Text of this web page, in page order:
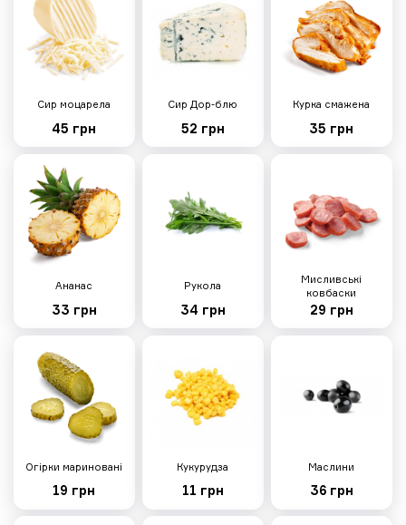
Сир моцарела
45 грн
Сир Дор-блю
52 грн
Курка смажена
35 грн
Ананас
33 грн
Рукола
34 грн
Мисливські
ковбаски
29 грн
Огірки мариновані
19 грн
Кукурудза
11 грн
Маслини
36 грн
Ніжна з креветками
495г
Тісто, вершковий соус, сир
моцарела, креветки, мікрогрін,
крем-сир, кукурудзяне борошно
375 грн
Тісто, неаполітанський соус, сир
моцарела, салямі чорізо,
520г
Тісто, вершковий соус, сир